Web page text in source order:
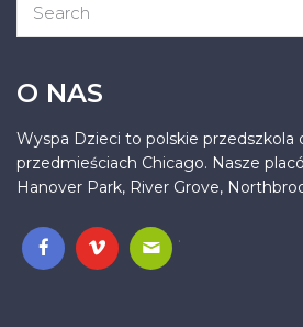
O NAS
Wyspa Dzieci to polskie przedszkola
przedmieściach Chicago. Nasze
Hanover Park, River Grove,
.